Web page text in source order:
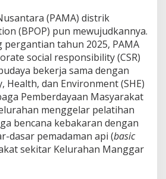
(PAMA) distrik
(BPOP) pun mewujudkannya.
tahun 2025, PAMA
social responsibility (CSR)
bekerja sama dengan
Health, dan Environment (SHE)
Pemberdayaan Masyarakat
menggelar pelatihan
bencana kebakaran dengan
dasar pemadaman api (basic
sekitar Kelurahan Manggar